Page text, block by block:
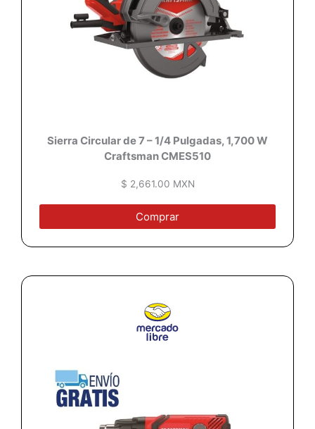
Sierra Circular de 7 – 1/4 Pulgadas, 1,700 W
Craftsman CMES510
$ 2,661.00 MXN
Comprar